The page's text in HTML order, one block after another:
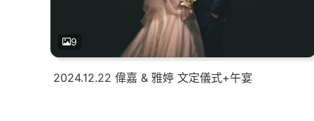
9
2024.12.22 偉嘉 & 雅婷 文定儀式+午宴